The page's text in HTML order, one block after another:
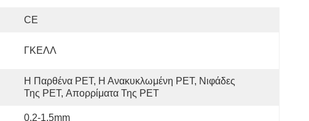
CE
ΓΚΕΛΛ
Η Παρθένα PET, Η Ανακυκλωμένη PET, Νιφάδες
Της PET, Απορρίματα Της PET
0.2-1,5mm